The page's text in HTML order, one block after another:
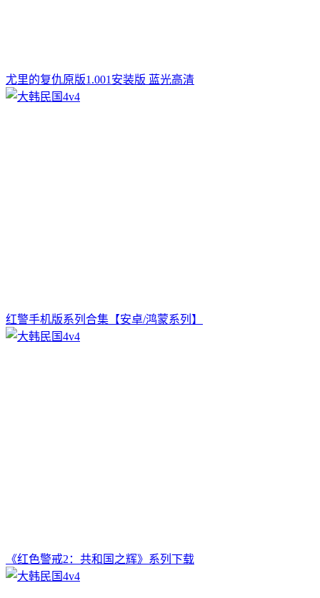
尤里的复仇原版1.001安装版 蓝光高清
红警手机版系列合集【安卓/鸿蒙系列】
《红色警戒2：共和国之辉》系列下载